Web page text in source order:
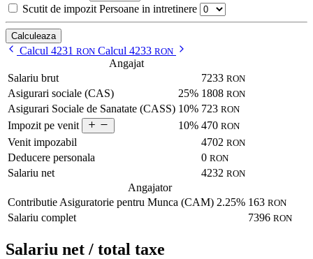
Scutit de impozit Persoane in intretinere
Calculeaza
Calcul 4231 RON Calcul 4233 RON
Angajat
Salariu brut
7233 RON
Asigurari sociale (CAS) 25% 1808 RON
Asigurari Sociale de Sanatate (CASS) 10% 723 RON
Impozit pe venit 10% 470 RON
Venit impozabil 4702 RON
Deducere personala 0 RON
Salariu net 4232 RON
Angajator
Contributie Asiguratorie pentru Munca (CAM) 2.25% 163 RON
Salariu complet 7396 RON
Salariu net / total taxe